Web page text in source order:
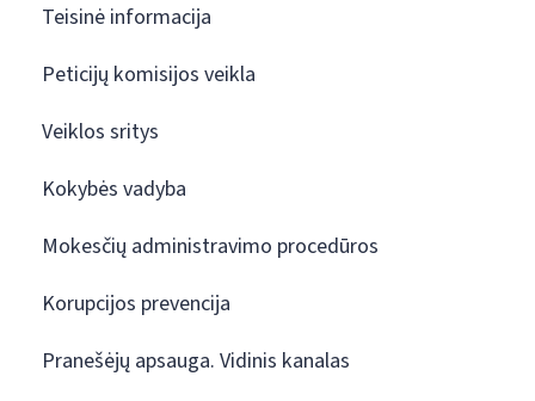
Teisinė informacija
Peticijų komisijos veikla
Veiklos sritys
Kokybės vadyba
Mokesčių administravimo procedūros
Korupcijos prevencija
Pranešėjų apsauga. Vidinis kanalas